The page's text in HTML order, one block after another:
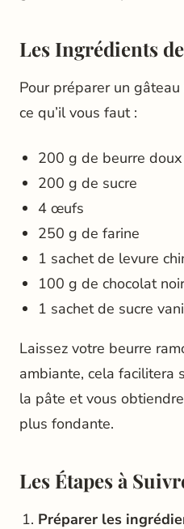
Les Ingrédients
Pour préparer un
ce qu’il vous faut :
200 g de beurre doux
200 g de sucre
4 œufs
250 g de farine
1 sachet de levure
100 g de chocolat noir
1 sachet de sucre
Laissez votre beurre
ambiante, cela facilitera
la pâte et vous
plus fondante.
Les Étapes à
Préparer les